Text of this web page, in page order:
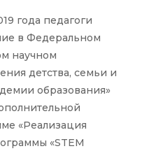
года педагоги
в Федеральном
научном
детства, семьи и
образования»
«Реализация
«STEM